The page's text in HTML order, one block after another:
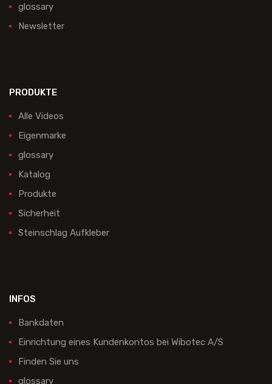
glossary
Newsletter
PRODUKTE
Alle Videos
Eigenmarke
glossary
Katalog
Produkte
Sicherheit
Steinschlag Aufkleber
INFOS
Bankdaten
Einrichtung eines Kundenkontos bei Wibotec A/S
Finden Sie uns
glossary